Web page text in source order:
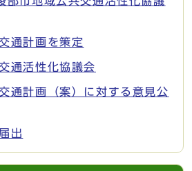
通計画を策定
通活性化協議会
通計画（案）に対する意見公
出